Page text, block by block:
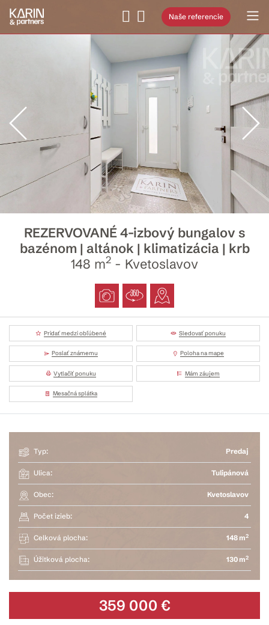
Naše referencie
REZERVOVANÉ 4-izbový bungalov s
bazénom | altánok | klimatizácia | krb
148 m2 - Kvetoslavov
Pridať medzi obľúbené Sledovať ponuku
Poslať známemu Poloha na mape
Vytlačiť ponuku Mám záujem
Mesačná splátka
Typ: Predaj
Ulica: Tulipánová
Obec: Kvetoslavov
Počet izieb: 4
Celková plocha: 148 m2
Úžitková plocha: 130 m2
359 000 €